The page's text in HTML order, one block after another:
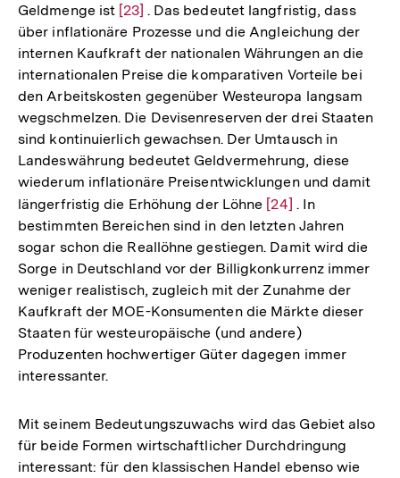
Geldmenge ist Zur
Auflösung
der
Fußnote
[23] . Das bedeutet langfristig, dass
über inflationäre Prozesse und die Angleichung der
internen Kaufkraft der nationalen Währungen an die
internationalen Preise die komparativen Vorteile bei
den Arbeitskosten gegenüber Westeuropa langsam
wegschmelzen. Die Devisenreserven der drei Staaten
sind kontinuierlich gewachsen. Der Umtausch in
Landeswährung bedeutet Geldvermehrung, diese
wiederum inflationäre Preisentwicklungen und damit
längerfristig die Erhöhung der Löhne Zur
Auflösung
der
Fußnote
[24] . In
bestimmten Bereichen sind in den letzten Jahren
sogar schon die Reallöhne gestiegen. Damit wird die
Sorge in Deutschland vor der Billigkonkurrenz immer
weniger realistisch, zugleich mit der Zunahme der
Kaufkraft der MOE-Konsumenten die Märkte dieser
Staaten für westeuropäische (und andere)
Produzenten hochwertiger Güter dagegen immer
interessanter.
Mit seinem Bedeutungszuwachs wird das Gebiet also
für beide Formen wirtschaftlicher Durchdringung
interessant: für den klassischen Handel ebenso wie